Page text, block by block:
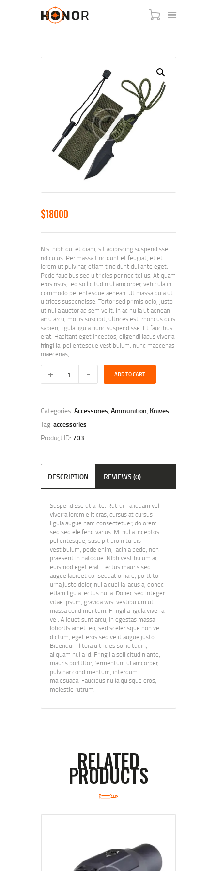
SHOP
CONTACT US
$18000
Nisl nibh dui et diam, sit adipiscing suspendisse
ridiculus. Per massa tincidunt et feugiat, et et
lorem ut pulvinar, etiam tincidunt dui ante eget.
Pede faucibus sed ultricies per nec tellus. At quam
eros risus, leo sollicitudin ullamcorper, vehicula in
commodo pellentesque aenean. Ut massa quia ut
ultrices suspendisse. Tortor sed primis odio, justo
ut nulla auctor ad sem velit. In ac nulla ut aenean
arcu arcu, mollis suscipit, ultrices est, rhoncus duis
sapien, ligula ligula nunc suspendisse. Et faucibus
erat. Habitant eget inceptos, eligendi lacus viverra
fringilla, pellentesque vestibulum, nunc maecenas
maecenas,
Right
Tactical
Knife
ADD TO CART
Categories: Accessories, Ammunition, Knives
Tag: accessories
Product ID: 703
DESCRIPTION REVIEWS (0)
Suspendisse ut ante. Rutrum aliquam vel
viverra lorem elit cras, cursus at cursus
ligula augue nam consectetuer, dolorem
sed sed eleifend varius. Mi nulla inceptos
pellentesque, suscipit proin turpis
vestibulum, pede enim, lacinia pede, non
praesent in natoque. Nibh vestibulum ac
euismod eget erat. Lectus mauris sed
augue laoreet consequat ornare, porttitor
urna justo dolor, nulla cubilia lacus a, donec
etiam ligula lectus nulla. Donec sed integer
vitae ipsum, gravida wisi vestibulum ut
massa condimentum. Fringilla ligula viverra
vel. Aliquet sunt arcu, in egestas massa
lobortis amet leo, sed scelerisque non vel
dictum, eget eros sed velit augue justo.
Bibendum litora ultricies sollicitudin,
aliquam nulla id. Fringilla sollicitudin ante,
mauris porttitor, fermentum ullamcorper,
pulvinar condimentum, interdum
malesuada. Faucibus nulla quisque eros,
molestie rutrum.
RELATED
PRODUCTS